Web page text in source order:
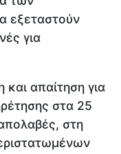
εξεταστούν
για
και απαίτηση για
στα 25
στη